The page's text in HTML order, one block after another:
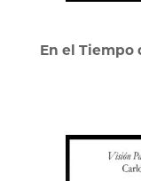
En el Tiempo